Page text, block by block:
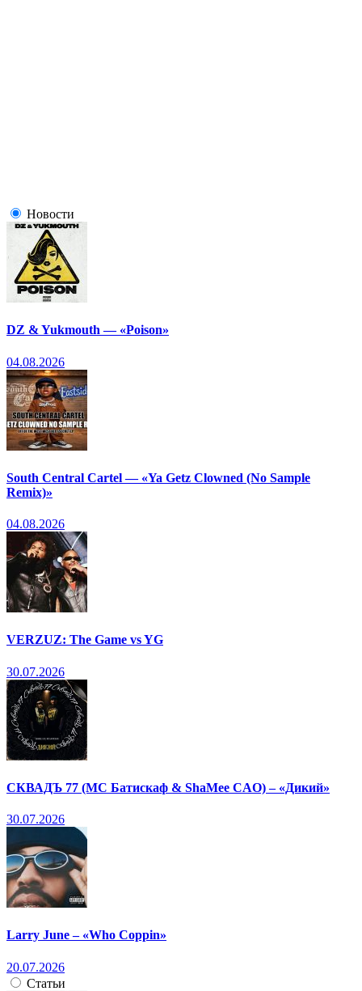
Новости
DZ & Yukmouth — «Poison»
04.08.2026
South Central Cartel — «Ya Getz Clowned (No Sample
Remix)»
04.08.2026
VERZUZ: The Game vs YG
30.07.2026
СКВАДЪ 77 (МС Батискаф & ShaMee CAO) – «Дикий»
30.07.2026
Larry June – «Who Coppin»
20.07.2026
Статьи